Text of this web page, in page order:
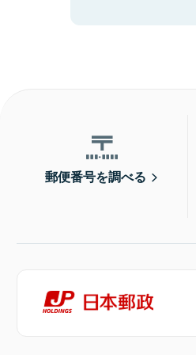
郵便番号を調べる